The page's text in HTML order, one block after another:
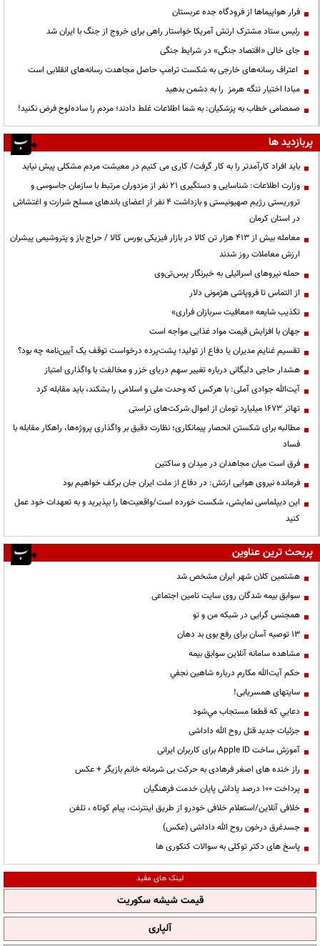
فرار هواپیماها از فرودگاه جده عربستان
رئیس ستاد مشترک ارتش آمریکا خواستار راهی برای خروج از جنگ با ایران شد
جای خالی «اقتصاد جنگی» در شرایط جنگی
اعتراف رسانه‌های خارجی به شکست ترامپ حاصل مجاهدت رسانه‌های انقلابی است
مبادا اختیار تنگه هرمز را به دشمن بدهید
صمصامی خطاب به پزشکیان: به شما اطلاعات غلط دادند؛ مردم را ساده‌لوح فرض نکنید!
پربازدید ها
باید افراد کارآمدتر را به کار گرفت/ کاری می کنیم در معیشت مردم مشکلی پیش نیاید
وزارت اطلاعات: شناسایی و دستگیری ۲۱ نفر از مزدوران مرتبط با سازمان جاسوسی و
تروریستی رژیم صهیونیستی و بازداشت ۴ نفر از اعضای باندهای مسلح شرارت و اغتشاش
در استان کرمان
معامله بیش از ۴۱۳ هزار تن کالا در بازار فیزیکی بورس کالا / حراج باز و پتروشیمی پیشران
ارزش معاملات روز شدند
حمله نیروهای اسرائیلی به خبرنگار پرس‌تی‌وی
از التماس تا فروپاشی هژمونی دلار
تکذیب شایعه «معافیت سربازان فراری»
جهان با افزایش قیمت مواد غذایی مواجه است
تقسیم غنایم مدیران یا دفاع از تولید؛ پشت‌پرده درخواست توقف یک آیین‌نامه چه بود؟
هشدار حاجی دلیگانی درباره تغییر سهم دریای خزر و مخالفت با واگذاری امتیاز
آیت‌الله جوادی آملی: با هرکس که وحدت ملی و اسلامی را بشکند، باید مقابله کرد
تهاتر ۱۶۷۳ میلیارد تومان از اموال شرکت‌های تراستی
مطالبه برای شکستن انحصار پیمانکاری؛ نظارت دقیق بر واگذاری پروژه‌ها، راهکار مقابله با
فساد
فرق است میان مجاهدان در میدان و ساکتین
فرمانده نیروی هوایی ارتش: در دفاع از ملت ایران جان برکف خواهیم بود
این دیپلماسی نمایشی، شکست خورده است/واقعیت‌ها را بپذیرید و به تعهدات خود عمل
کنید
پربحث ترین عناوین
هشتمین کلان شهر ایران مشخص شد
سوابق بیمه شدگان روی سایت تامین اجتماعی
همجنس گرایی در شبکه من و تو
13 توصیه آسان برای رفع بوی بد دهان
مشاهده سامانه آنلاين سوابق بیمه
حكم آيت‌الله مكارم درباره شاهين نجفي
سایتهای همسریابی!
دعايي كه قطعا مستجاب مي‌شود
جزئیات جدید قتل روح الله داداشی
آموزش ساخت Apple ID برای کاربران ایرانی
راز خنده های اصغر فرهادی به حرکت بی شرمانه خانم بازیگر + عکس
پرداخت ۱۰۰ درصد پاداش پایان خدمت فرهنگیان
خلافی آنلاین/استعلام خلافی خودرو از طریق اینترنت، پیام کوتاه ، تلفن
جسدغرق درخون روح الله داداشی (عکس)
پاسخ های دکتر توکلی به سوالات کنکوری ها
لینک های مفید
قیمت شیشه سکوریت
آلپاری